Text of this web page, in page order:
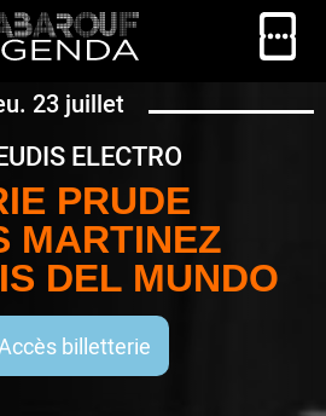
23 juillet
ELECTRO
PRUDE
MARTINEZ
DEL MUNDO
billetterie